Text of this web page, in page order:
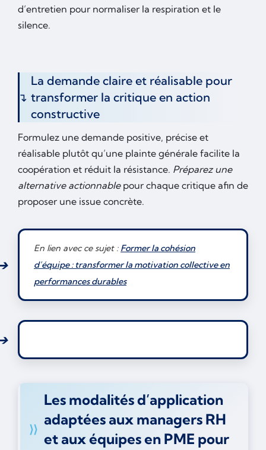
d’entretien pour normaliser la respiration et le
silence.
La demande claire et réalisable pour
transformer la critique en action
constructive
Formulez une demande positive, précise et
réalisable plutôt qu’une plainte générale facilite la
coopération et réduit la résistance. Préparez une
alternative actionnablepour chaque critique afin de
proposer une issue concrète.
En lien avec ce sujet : Former la cohésion
d’équipe : transformer la motivation collective en
performances durables
Les modalités d’application
adaptées aux managers RH
et aux équipes en PME pour